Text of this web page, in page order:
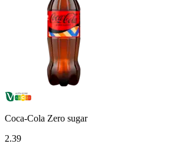
Coca-Cola Zero sugar
2.39